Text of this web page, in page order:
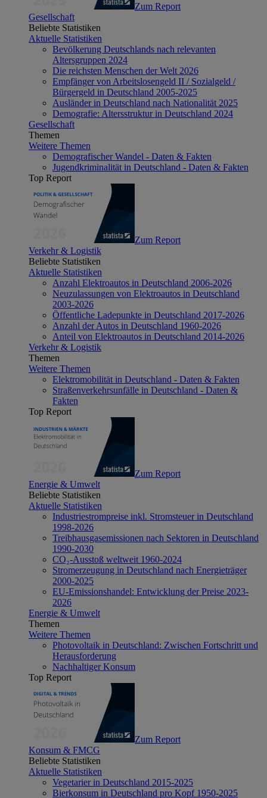
Zum Report
Gesellschaft
Beliebte Statistiken
Aktuelle Statistiken
Bevölkerung Deutschlands nach relevanten
Altersgruppen 2024
Die reichsten Menschen der Welt 2026
Empfänger von Arbeitslosengeld II / Sozialgeld /
Bürgergeld in Deutschland 2005-2025
Ausländer in Deutschland nach Nationalität 2025
Demografie: Altersstruktur in Deutschland 2024
Gesellschaft
Themen
Weitere Themen
Demografischer Wandel - Daten & Fakten
Jugendkriminalität in Deutschland - Daten & Fakten
Top Report
Zum Report
Verkehr & Logistik
Beliebte Statistiken
Aktuelle Statistiken
Anzahl Elektroautos in Deutschland 2006-2026
Neuzulassungen von Elektroautos in Deutschland
2003-2026
Öffentliche Ladepunkte in Deutschland 2017-2026
Anzahl der Autos in Deutschland 1960-2026
Anteil von Elektroautos in Deutschland 2014-2026
Verkehr & Logistik
Themen
Weitere Themen
Elektromobilität in Deutschland - Daten & Fakten
Straßenverkehrsunfälle in Deutschland - Daten &
Fakten
Top Report
Zum Report
Energie & Umwelt
Beliebte Statistiken
Aktuelle Statistiken
Industriestrompreise inkl. Stromsteuer in Deutschland
1998-2026
Treibhausgasemissionen nach Sektoren in Deutschland
1990-2030
CO₂-Ausstoß weltweit 1960-2024
Stromerzeugung in Deutschland nach Energieträger
2000-2025
EU-Emissionshandel: Entwicklung der Preise 2023-
2026
Energie & Umwelt
Themen
Weitere Themen
Photovoltaik in Deutschland: Zwischen Fortschritt und
Herausforderung
Nachhaltiger Konsum
Top Report
Zum Report
Konsum & FMCG
Beliebte Statistiken
Aktuelle Statistiken
Vegetarier in Deutschland 2015-2025
Bierkonsum in Deutschland pro Kopf 1950-2025